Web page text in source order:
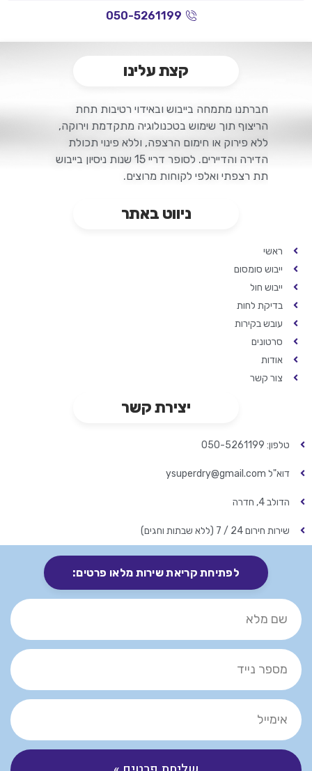
050-5261199
קצת עלינו
חברתנו מתמחה בייבוש ובאידוי רטיבות תחת
הריצוף תוך שימוש בטכנולוגיה מתקדמת וירוקה,
ללא פירוק או חימום הרצפה, וללא פינוי תכולת
הדירה והדיירים. לסופר דריי 15 שנות ניסיון בייבוש
תת רצפתי ואלפי לקוחות מרוצים.
ניווט באתר
ראשי
ייבוש סומסום
ייבוש חול
בדיקת לחות
עובש בקירות
סרטונים
אודות
צור קשר
יצירת קשר
טלפון: 050-5261199
דוא"ל ysuperdry@gmail.com
הדולב 4, חדרה
שירות חירום 24 / 7 (ללא שבתות וחגים)
לפתיחת קריאת שירות מלאו פרטים: